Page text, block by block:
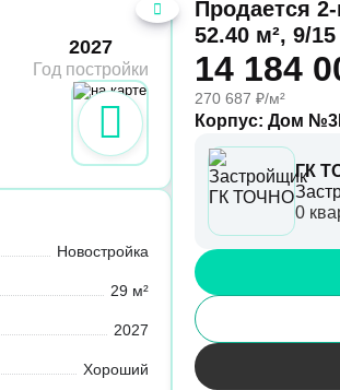
2027
Год постройки
Новостройка
29 м²
2027
Хороший
Продается
52.40 м², 9/
14 184
270 687 ₽/м²
Корпус: Дом
ГК
0